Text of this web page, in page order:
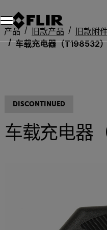
产品 旧款产品
旧款附
车载充电器（T198532
DISCONTINUED
车载充电器